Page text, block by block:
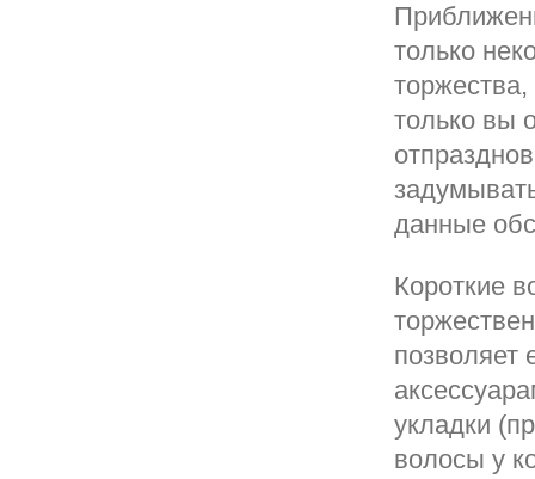
только
торжества,
только вы
данные
Короткие
позволяет
укладки
волосы у